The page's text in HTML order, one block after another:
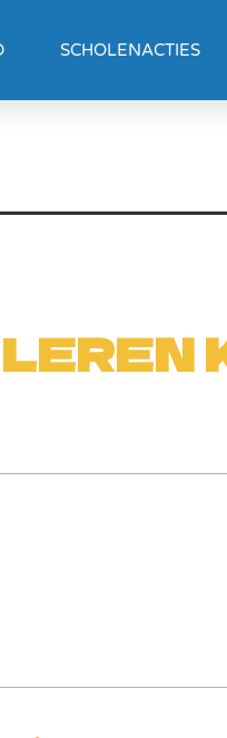
SCHOLENACTIES